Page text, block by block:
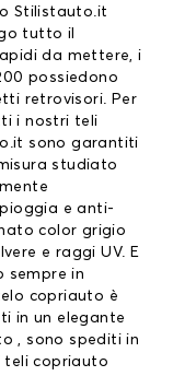
Stilistauto.it
tutto il
da mettere, i
possiedono
retrovisori. Per
i nostri teli
sono garantiti
studiato
e anti-
color grigio
e raggi UV. E
sempre in
copriauto è
in un elegante
, sono spediti in
teli copriauto